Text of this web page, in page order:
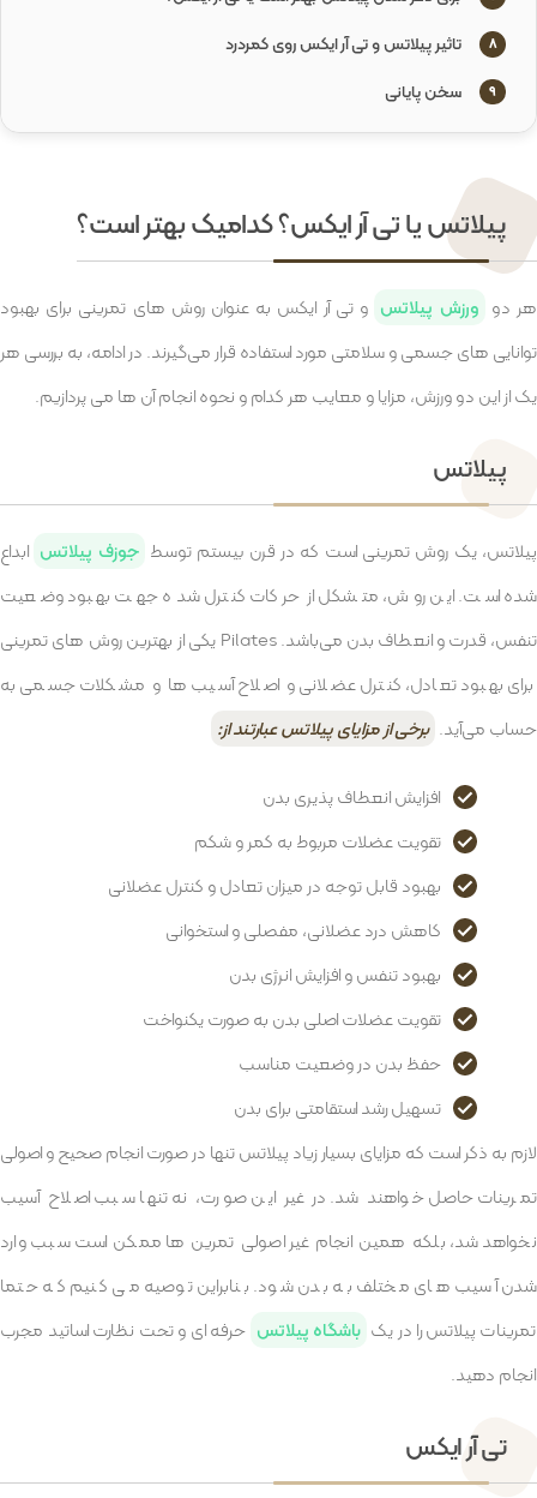
8 تاثیر پیلاتس و تی آر ایکس روی کمردرد
9 سخن پایانی
پیلاتس یا تی آر ایکس؟ کدامیک بهتر است؟
هر دو ورزش پیلاتس و تی آر ایکس به عنوان روش های تمرینی برای بهبود
توانایی های جسمی و سلامتی مورد استفاده قرار می‌گیرند. در ادامه، به بررسی هر
یک از این دو ورزش، مزایا و معایب هر کدام و نحوه انجام آن ها می پردازیم.
پیلاتس
پیلاتس، یک روش تمرینی است که در قرن بیستم توسط جوزف پیلاتس ابداع
شده است. این روش، متشکل از حرکات کنترل شده جهت بهبود وضعیت
تنفس، قدرت و انعطاف بدن می‌باشد. Pilates یکی از بهترین روش های تمرینی
برای بهبود تعادل، کنترل عضلانی و اصلاح آسیب ها و مشکلات جسمی به
حساب می‌آید. برخی از مزایای پیلاتس عبارتند از:
افزایش انعطاف پذیری بدن
تقویت عضلات مربوط به کمر و شکم
بهبود قابل توجه در میزان تعادل و کنترل عضلانی
کاهش درد عضلانی، مفصلی و استخوانی
بهبود تنفس و افزایش انرژی بدن
تقویت عضلات اصلی بدن به صورت یکنواخت
حفظ بدن در وضعیت مناسب
تسهیل رشد استقامتی برای بدن
لازم به ذکر است که مزایای بسیار زیاد پیلاتس تنها در صورت انجام صحیح و اصولی
تمرینات حاصل خواهند شد. در غیر این صورت، نه تنها سبب اصلاح آسیب
نخواهد شد، بلکه همین انجام غیر اصولی تمرین ها ممکن است سبب وارد
شدن آسیب های مختلف به بدن شود. بنابراین توصیه می کنیم که حتما
تمرینات پیلاتس را در یک باشگاه پیلاتس حرفه ای و تحت نظارت اساتید مجرب
انجام دهید.
تی آر ایکس